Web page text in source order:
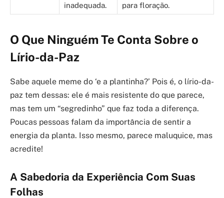
inadequada.
para floração.
O Que Ninguém Te Conta Sobre o
Lírio-da-Paz
Sabe aquele meme do ‘e a plantinha?’ Pois é, o lírio-da-
paz tem dessas: ele é mais resistente do que parece,
mas tem um “segredinho” que faz toda a diferença.
Poucas pessoas falam da importância de sentir a
energia da planta. Isso mesmo, parece maluquice, mas
acredite!
A Sabedoria da Experiência Com Suas
Folhas